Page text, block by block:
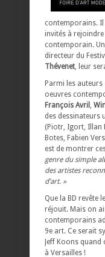
contemporains.
invités à
contemporain.
directeur du
Thévenet , leur
Parmi les auteurs
oeuvres
François Avril
des dessinateurs
(Piotr, Igort, Illan
Botes, Fabien
est de montrer
genre du simple
des artistes
d’art. »
Que la BD revête
réjouit. Mais on
contemporains
9e art. Ce serait
Jeff Koons quand
à Versailles !